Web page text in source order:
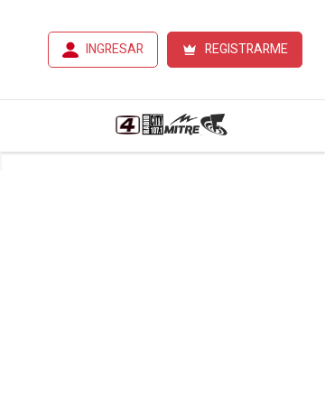
INGRESAR REGISTRARME